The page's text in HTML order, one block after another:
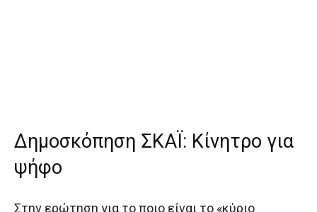
Δημοσκόπηση ΣΚΑΪ: Κίνητρο για
ψήφο
Στην ερώτηση για το ποιο είναι το «κύριο